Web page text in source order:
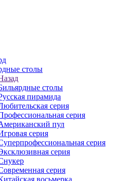
столы
столы
пирамида
серия
серия
пул
серия
серия
серия
серия
восьмерка